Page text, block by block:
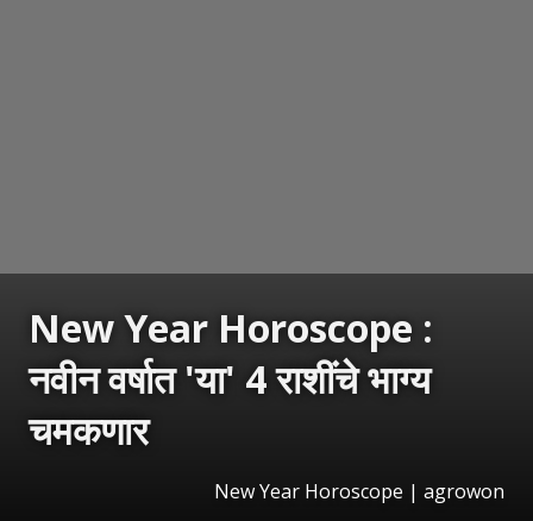
New Year Horoscope :
नवीन वर्षात 'या' 4 राशींचे भाग्य
चमकणार
New Year Horoscope | agrowon